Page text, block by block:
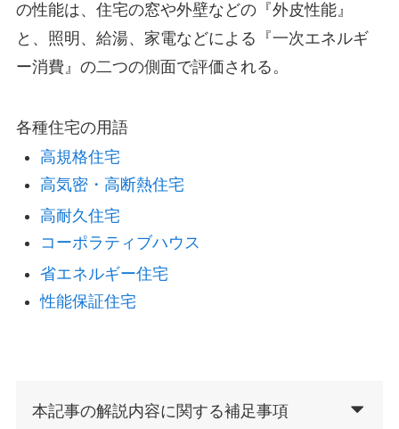
の性能は、住宅の窓や外壁などの『外皮性能』
と、照明、給湯、家電などによる『一次エネルギ
ー消費』の二つの側面で評価される。
各種住宅の用語
高規格住宅
高気密・高断熱住宅
高耐久住宅
コーポラティブハウス
省エネルギー住宅
性能保証住宅
本記事の解説内容に関する補足事項